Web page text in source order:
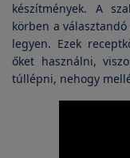
készítmények. A
körben a
legyen. Ezek
őket használni,
túllépni, nehogy